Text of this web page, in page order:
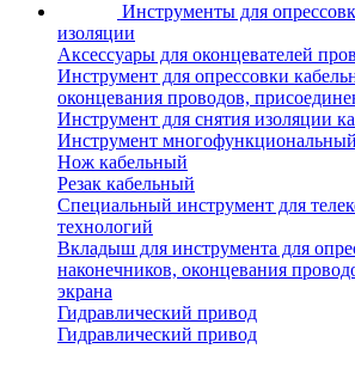
Инструменты для
изоляции
Аксессуары для оконцевателей
Инструмент для опрессовки
оконцевания проводов,
Инструмент для снятия изоляции
Инструмент многофункциональный
Нож кабельный
Резак кабельный
Специальный инструмент для
технологий
Вкладыш для инструмента для
наконечников, оконцевания
экрана
Гидравлический привод
Гидравлический привод